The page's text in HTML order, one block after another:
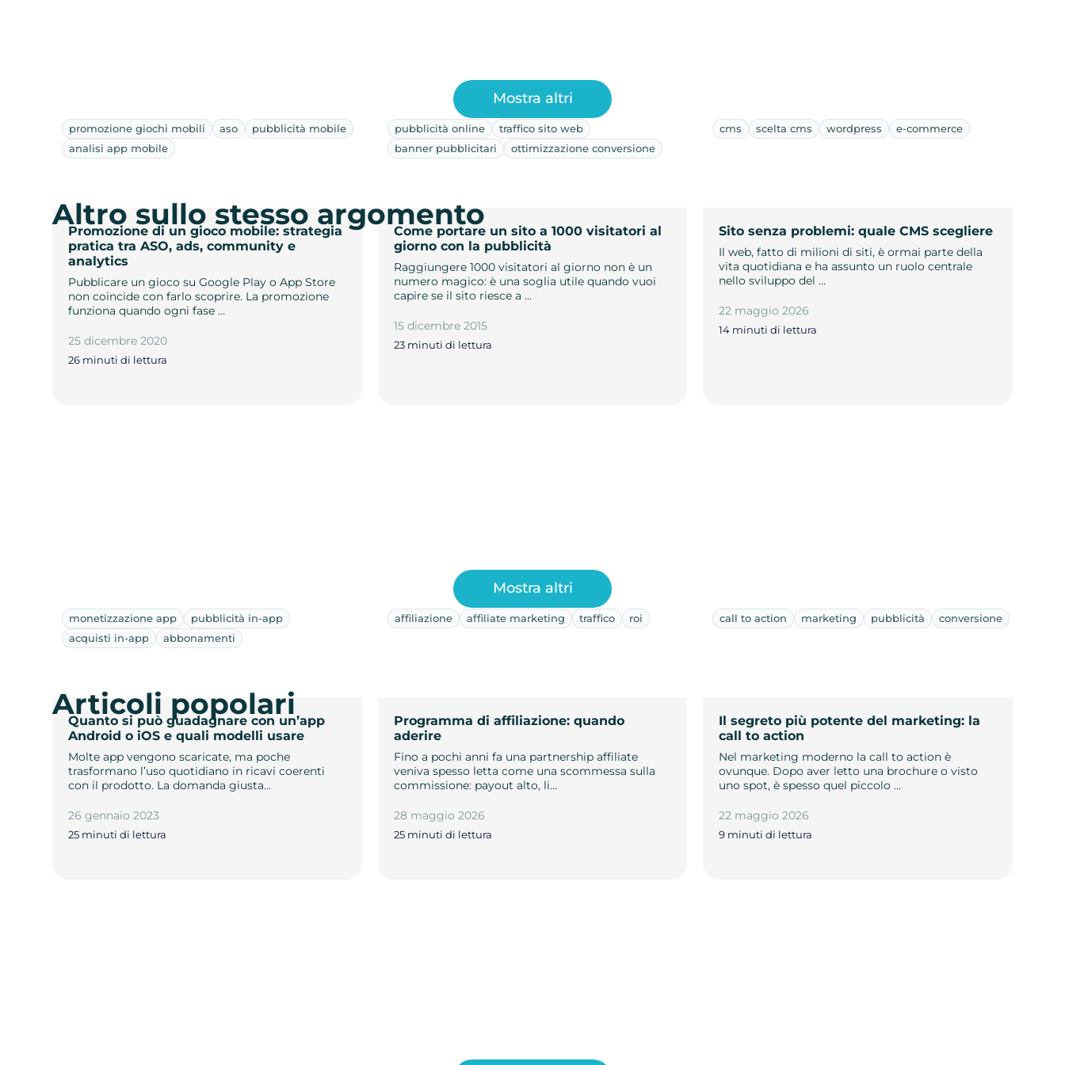
promozione giochi mobili aso
pubblicità mobile
analisi app mobile
Promozione di un gioco mobile: strategia
pratica tra ASO, ads, community e
analytics
Pubblicare un gioco su Google Play o App Store
non coincide con farlo scoprire. La promozione
funziona quando ogni fase …
25 dicembre 2020
26 minuti di lettura
pubblicità online
traffico sito web
banner pubblicitari
ottimizzazione conversione
Come portare un sito a 1000 visitatori al
giorno con la pubblicità
Raggiungere 1000 visitatori al giorno non è un
numero magico: è una soglia utile quando vuoi
capire se il sito riesce a …
15 dicembre 2015
23 minuti di lettura
cms scelta cms wordpress e-commerce
Sito senza problemi: quale CMS scegliere
Il web, fatto di milioni di siti, è ormai parte della
vita quotidiana e ha assunto un ruolo centrale
nello sviluppo del …
22 maggio 2026
14 minuti di lettura
Mostra altri
Altro sullo stesso argomento
monetizzazione app
pubblicità in-app
acquisti in-app
abbonamenti
Quanto si può guadagnare con un’app
Android o iOS e quali modelli usare
Molte app vengono scaricate, ma poche
trasformano l’uso quotidiano in ricavi coerenti
con il prodotto. La domanda giusta…
26 gennaio 2023
25 minuti di lettura
affiliazione affiliate marketing traffico roi
Programma di affiliazione: quando
aderire
Fino a pochi anni fa una partnership affiliate
veniva spesso letta come una scommessa sulla
commissione: payout alto, li…
28 maggio 2026
25 minuti di lettura
call to action marketing pubblicità conversione
Il segreto più potente del marketing: la
call to action
Nel marketing moderno la call to action è
ovunque. Dopo aver letto una brochure o visto
uno spot, è spesso quel piccolo …
22 maggio 2026
9 minuti di lettura
Mostra altri
Articoli popolari